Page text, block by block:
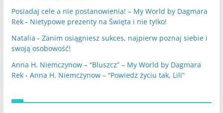
Posiadaj cele a nie postanowienia! – My World by Dagmara
Rek- Nietypowe prezenty na Święta i nie tylko!
Natalia - Zanim osiągniesz sukces, najpierw poznaj siebie i
swoją osobowość!
Anna H. Niemczynow – “Bluszcz” – My World by Dagmara
Rek- Anna H. Niemczynow – “Powiedz życiu tak, Lili”